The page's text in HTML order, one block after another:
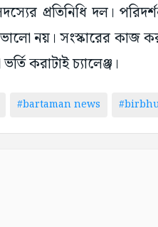
প্রতিনিধি দল।
নয়। সংস্কারের কাজ
করাটাই চ্যালেঞ্জ।
#bartaman news